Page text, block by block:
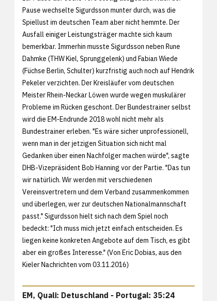
Pause wechselte Sigurdsson munter durch, was die
Spiellust im deutschen Team aber nicht hemmte. Der
Ausfall einiger Leistungsträger machte sich kaum
bemerkbar. Immerhin musste Sigurdsson neben Rune
Dahmke (THW Kiel, Sprunggelenk) und Fabian Wiede
(Füchse Berlin, Schulter) kurzfristig auch noch auf Hendrik
Pekeler verzichten. Der Kreisläufer vom deutschen
Meister Rhein-Neckar Löwen wurde wegen muskulärer
Probleme im Rücken geschont. Der Bundestrainer selbst
wird die EM-Endrunde 2018 wohl nicht mehr als
Bundestrainer erleben. "Es wäre sicher unprofessionell,
wenn man in der jetzigen Situation sich nicht mal
Gedanken über einen Nachfolger machen würde", sagte
DHB-Vizepräsident Bob Hanning vor der Partie. "Das tun
wir natürlich. Wir werden mit verschiedenen
Vereinsvertretern und dem Verband zusammenkommen
und überlegen, wer zur deutschen Nationalmannschaft
passt." Sigurdsson hielt sich nach dem Spiel noch
bedeckt: "Ich muss mich jetzt einfach entscheiden. Es
liegen keine konkreten Angebote auf dem Tisch, es gibt
aber ein großes Interesse." (Von Eric Dobias, aus den
Kieler Nachrichten vom 03.11.2016)
EM, Quali: Detuschland - Portugal: 35:24